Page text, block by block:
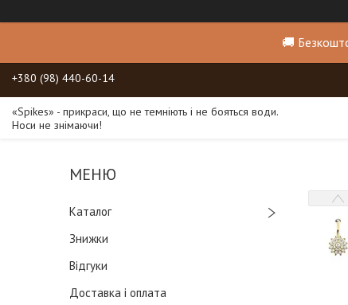
🚚
+380 (98) 440-60-14
«Spikes» - прикраси, що не темніють і не бояться води.
Носи не знімаючи!
Каталог
Знижки
Відгуки
Доставка і оплата